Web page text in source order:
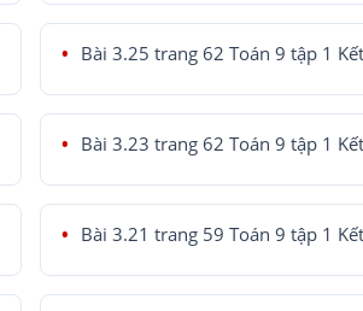
Bài 3.25 trang 62 Toán 9 tập 1
Bài 3.23 trang 62 Toán 9 tập 1
Bài 3.21 trang 59 Toán 9 tập 1